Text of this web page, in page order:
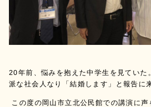
20年前、悩みを抱えた中学生を見ていた
派な社会人なり「結婚します」と報告に
この度の岡山市立北公民館での講演に